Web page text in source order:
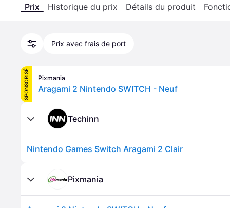
Prix Historique du prix Détails du produit
Prix avec frais de port
SPONSORISÉ Pixmania
Aragami 2 Nintendo SWITCH - Neuf
Techinn
Nintendo Games Switch Aragami 2 Clair
Pixmania